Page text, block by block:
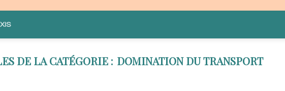
DOMINATION DU TRANSPORT